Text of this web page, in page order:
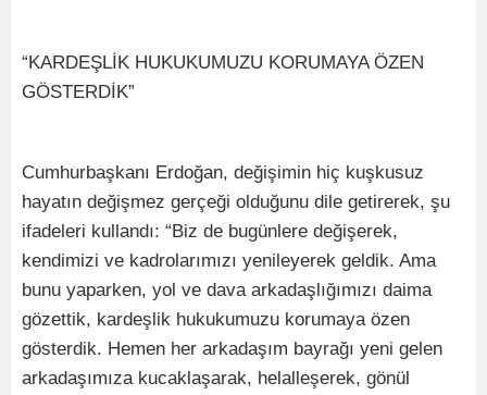
“KARDEŞLİK HUKUKUMUZU KORUMAYA ÖZEN
GÖSTERDİK”
Cumhurbaşkanı Erdoğan, değişimin hiç kuşkusuz
hayatın değişmez gerçeği olduğunu dile getirerek, şu
ifadeleri kullandı: “Biz de bugünlere değişerek,
kendimizi ve kadrolarımızı yenileyerek geldik. Ama
bunu yaparken, yol ve dava arkadaşlığımızı daima
gözettik, kardeşlik hukukumuzu korumaya özen
gösterdik. Hemen her arkadaşım bayrağı yeni gelen
arkadaşımıza kucaklaşarak, helalleşerek, gönül